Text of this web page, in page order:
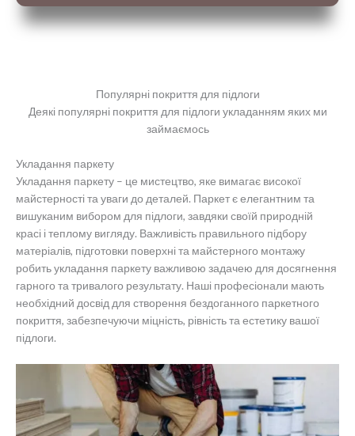
Популярні покриття для підлоги
Деякі популярні покриття для підлоги укладанням яких ми
займаємось
Укладання паркету
Укладання паркету – це мистецтво, яке вимагає високої
майстерності та уваги до деталей. Паркет є елегантним та
вишуканим вибором для підлоги, завдяки своїй природній
красі і теплому вигляду. Важливість правильного підбору
матеріалів, підготовки поверхні та майстерного монтажу
робить укладання паркету важливою задачею для досягнення
гарного та тривалого результату. Наші професіонали мають
необхідний досвід для створення бездоганного паркетного
покриття, забезпечуючи міцність, рівність та естетику вашої
підлоги.